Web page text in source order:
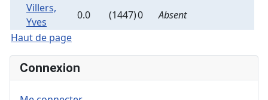
Villers,
Yves
0.0 (1447)0
Absent
Haut de page
Connexion